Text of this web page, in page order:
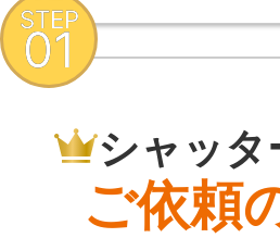
シャッタ
ご依頼
STEP
01